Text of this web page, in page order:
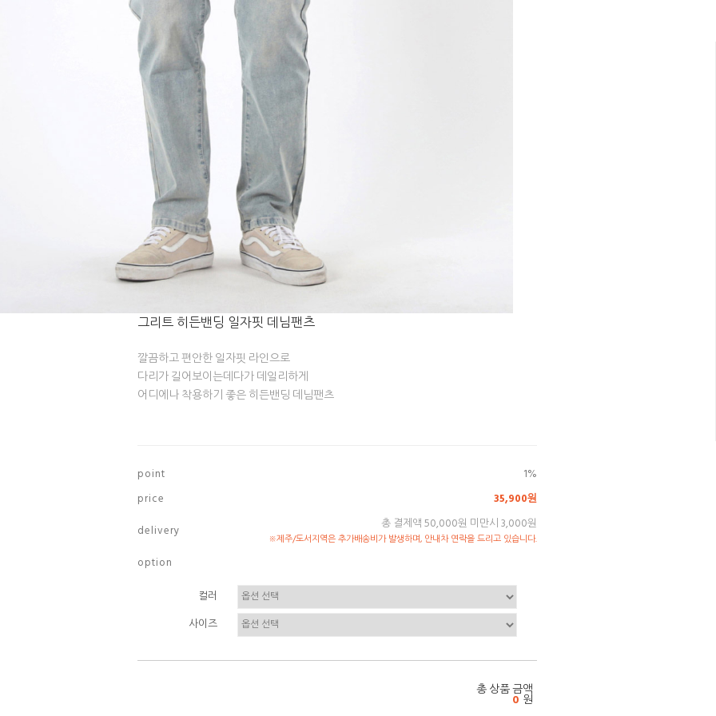
그리트 히든밴딩 일자핏 데님팬츠
깔끔하고 편안한 일자핏 라인으로
다리가 길어보이는데다가 데일리하게
어디에나 착용하기 좋은 히든밴딩 데님팬츠
p o i n t
1%
p r i c e
35,900원
d e l i v e r y
총 결제액 50,000원 미만시 3,000원
※제주/도서지역은 추가배송비가 발생하며, 안내차 연락을 드리고 있습니다.
o p t i o n
컬러
사이즈
총 상품 금액
0 원